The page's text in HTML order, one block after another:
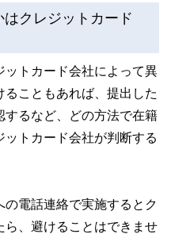
クレジットカード
ットカード会社によって異
こともあれば、提出した
するなど、どの方法で在籍
トカード会社が判断する
電話連絡で実施するとク
ら、避けることはできませ